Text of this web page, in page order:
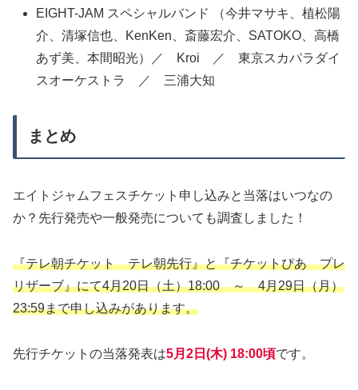
EIGHT-JAM スペシャルバンド （今井マサキ、植松陽
介、清塚信也、KenKen、斎藤宏介、SATOKO、高橋
あず美、本間昭光）／ Kroi ／ 東京スカパラダイ
スオーケストラ ／ 三浦大知
まとめ
エイトジャムフェスチケット申し込みと当落はいつなの
か？先行発売や一般発売についても調査しました！
『テレ朝チケット テレ朝先行』と『チケットぴあ プレ
リザーブ』にて4月20日（土）18:00 ～ 4月29日（月）
23:59まで申し込みがあります。
先行チケットの当落発表は5月2日(木) 18:00頃です。